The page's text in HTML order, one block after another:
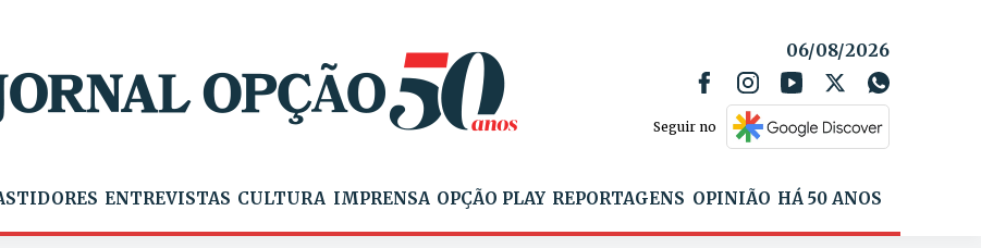
06/08/2026
Seguir no
ENTREVISTAS CULTURA IMPRENSA OPÇÃO PLAY REPORTAGENS OPINIÃO HÁ 50 ANOS